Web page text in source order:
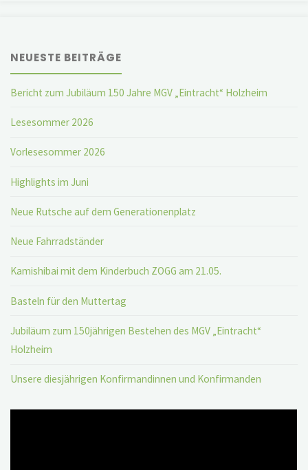
NEUESTE BEITRÄGE
Bericht zum Jubiläum 150 Jahre MGV „Eintracht“ Holzheim
Lesesommer 2026
Vorlesesommer 2026
Highlights im Juni
Neue Rutsche auf dem Generationenplatz
Neue Fahrradständer
Kamishibai mit dem Kinderbuch ZOGG am 21.05.
Basteln für den Muttertag
Jubiläum zum 150jährigen Bestehen des MGV „Eintracht“
Holzheim
Unsere diesjährigen Konfirmandinnen und Konfirmanden